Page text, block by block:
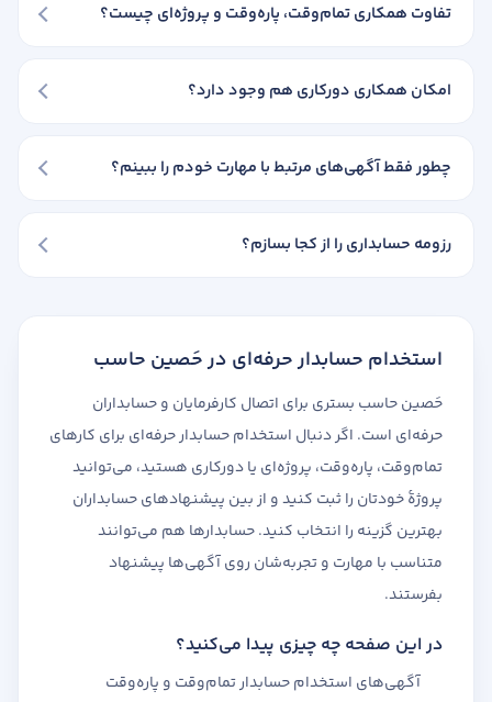
تفاوت همکاری تمام‌وقت، پاره‌وقت و پروژه‌ای چیست؟
امکان همکاری دورکاری هم وجود دارد؟
چطور فقط آگهی‌های مرتبط با مهارت خودم را ببینم؟
رزومه حسابداری را از کجا بسازم؟
استخدام حسابدار حرفه‌ای در حَصین حاسب
حَصین حاسب بستری برای اتصال کارفرمایان و حسابداران
حرفه‌ای است. اگر دنبال استخدام حسابدار حرفه‌ای برای کارهای
تمام‌وقت، پاره‌وقت، پروژه‌ای یا دورکاری هستید، می‌توانید
پروژهٔ خودتان را ثبت کنید و از بین پیشنهادهای حسابداران
بهترین گزینه را انتخاب کنید. حسابدارها هم می‌توانند
متناسب با مهارت و تجربه‌شان روی آگهی‌ها پیشنهاد
بفرستند.
در این صفحه چه چیزی پیدا می‌کنید؟
آگهی‌های استخدام حسابدار تمام‌وقت و پاره‌وقت